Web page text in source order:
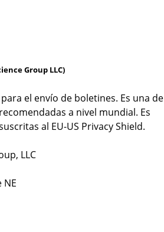
Group LLC)
el envío de boletines. Es una de
a nivel mundial. Es
al EU-US Privacy Shield.
LLC
NE